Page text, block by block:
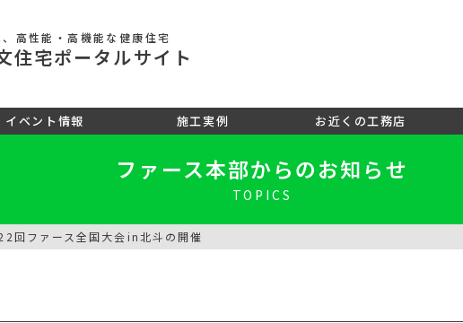
、高性能・高機能な健康住宅
住宅ポータルサイト
イベント情報 施工実例 お近くの工務店
ファース本部からのお知らせ
TOPICS
回ファース全国大会in北斗の開催